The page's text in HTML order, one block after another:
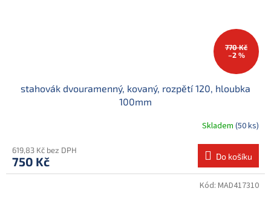
770 Kč
–2 %
stahovák dvouramenný, kovaný, rozpětí 120, hloubka
100mm
Skladem (50 ks)
619,83 Kč bez DPH
750 Kč Do košíku
Kód: MAD417310